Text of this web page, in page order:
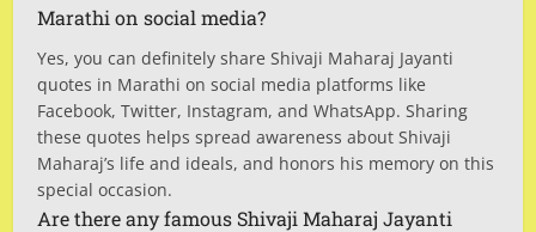
Marathi on social media?
Yes, you can definitely share Shivaji Maharaj Jayanti
quotes in Marathi on social media platforms like
Facebook, Twitter, Instagram, and WhatsApp. Sharing
these quotes helps spread awareness about Shivaji
Maharaj’s life and ideals, and honors his memory on this
special occasion.
Are there any famous Shivaji Maharaj Jayanti